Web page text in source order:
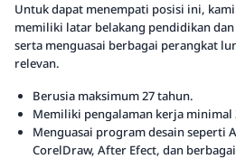
Untuk dapat menempati posisi ini,
memiliki latar belakang pendidikan dan
serta menguasai berbagai perangkat
relevan.
Berusia maksimum 27 tahun.
Memiliki pengalaman kerja
Menguasai program desain seperti
CorelDraw, After Efect, dan